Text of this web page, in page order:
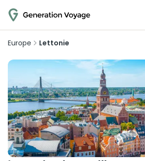
Europe Lettonie